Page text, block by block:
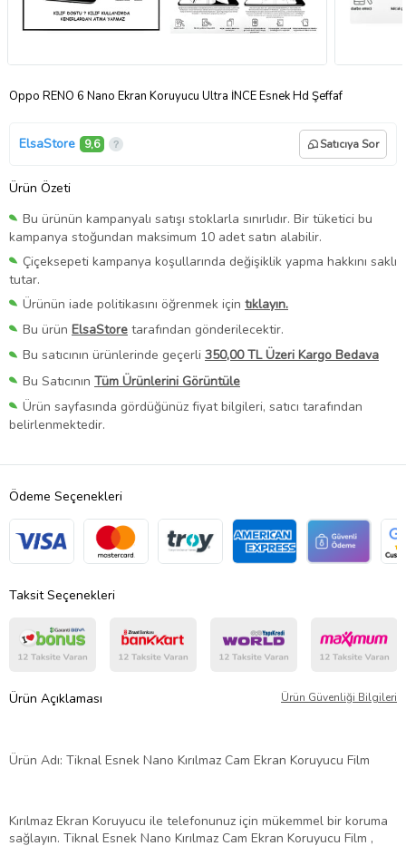
Oppo RENO 6 Nano Ekran Koruyucu Ultra İNCE Esnek Hd Şeffaf
ElsaStore 9,6 Satıcıya Sor
Ürün Özeti
Bu ürünün kampanyalı satışı stoklarla sınırlıdır. Bir tüketici bu
kampanya stoğundan maksimum 10 adet satın alabilir.
Çiçeksepeti kampanya koşullarında değişiklik yapma hakkını saklı
tutar.
Ürünün iade politikasını öğrenmek için tıklayın.
Bu ürün ElsaStore tarafından gönderilecektir.
Bu satıcının ürünlerinde geçerli 350,00 TL Üzeri Kargo Bedava
Bu Satıcının Tüm Ürünlerini Görüntüle
Ürün sayfasında gördüğünüz fiyat bilgileri, satıcı tarafından
belirlenmektedir.
Ödeme Seçenekleri
Taksit Seçenekleri
Ürün Açıklaması Ürün Güvenliği Bilgileri
Ürün Adı: Tiknal Esnek Nano Kırılmaz Cam Ekran Koruyucu Film
Kırılmaz Ekran Koruyucu ile telefonunuz için mükemmel bir koruma
sağlayın. Tiknal Esnek Nano Kırılmaz Cam Ekran Koruyucu Film ,